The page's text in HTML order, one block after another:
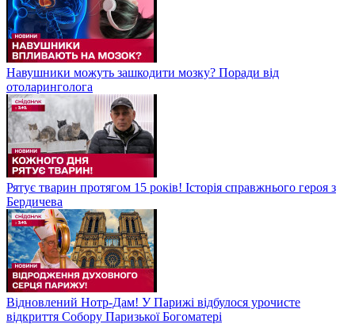
Навушники можуть зашкодити мозку? Поради від
отоларинголога
Рятує тварин протягом 15 років! Історія справжнього героя з
Бердичева
Відновлений Нотр-Дам! У Парижі відбулося урочисте
відкриття Собору Паризької Богоматері